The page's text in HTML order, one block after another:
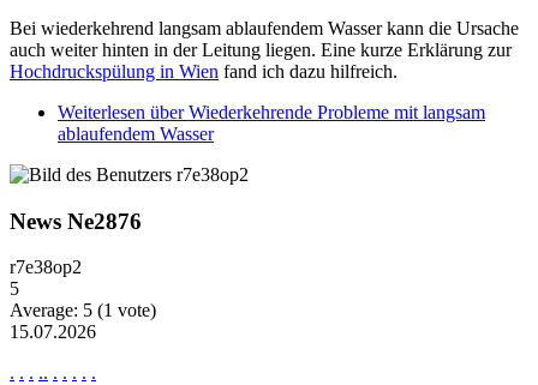
Bei wiederkehrend langsam ablaufendem Wasser kann die Ursache
auch weiter hinten in der Leitung liegen. Eine kurze Erklärung zur
Hochdruckspülung in Wien fand ich dazu hilfreich.
Weiterlesen über Wiederkehrende Probleme mit langsam
ablaufendem Wasser
News Ne2876
r7e38op2
5
Average: 5 (1 vote)
15.07.2026
. . . .. . . . . .